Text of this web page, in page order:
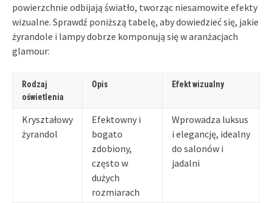
powierzchnie odbijają światło, tworząc niesamowite efekty
wizualne. Sprawdź poniższą tabelę, aby dowiedzieć się, jakie
żyrandole i lampy dobrze komponują się w aranżacjach
glamour:
Rodzaj
oświetlenia
Opis Efekt wizualny
Kryształowy
żyrandol
Efektowny i
bogato
zdobiony,
często w
dużych
rozmiarach
Wprowadza luksus
i elegancję, idealny
do salonów i
jadalni